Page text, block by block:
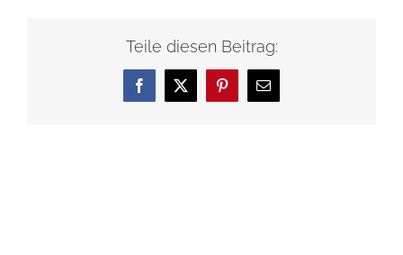
Teile diesen Beitrag:
Facebook
X Pinterest
E-
Mail